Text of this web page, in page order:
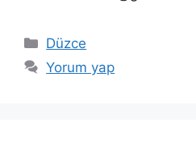
Kategoriler
Düzce
Yorum yap